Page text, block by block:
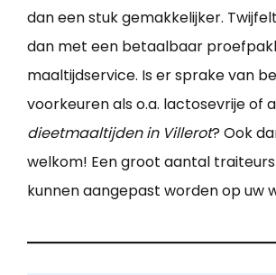
dan een stuk gemakkelijker.
dan met een betaalbaar
maaltijdservice. Is er sprake van
voorkeuren als o.a. lactosevrije of
dieetmaaltijden in Villerot? Ook
welkom! Een groot aantal
kunnen aangepast worden op uw